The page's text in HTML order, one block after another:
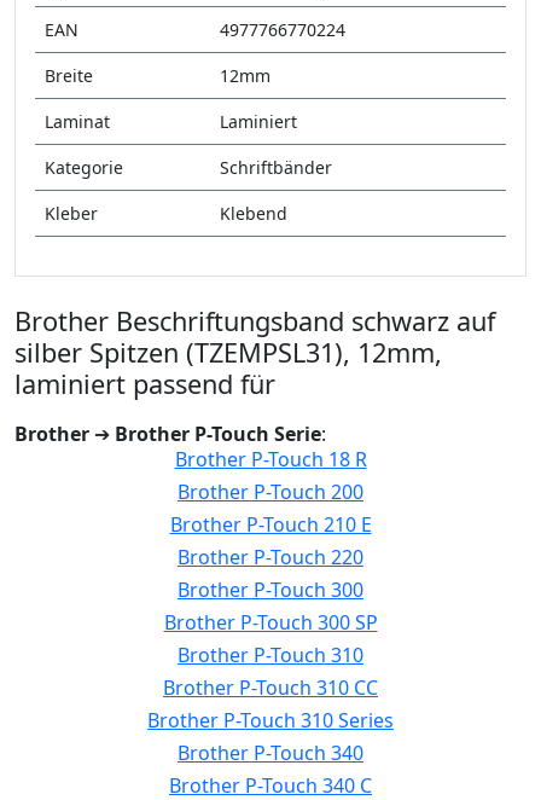
EAN
4977766770224
Breite
12mm
Laminat
Laminiert
Kategorie
Schriftbänder
Kleber
Klebend
Brother Beschriftungsband schwarz auf
silber Spitzen (TZEMPSL31), 12mm,
laminiert passend für
Brother ➔ Brother P-Touch Serie:
Brother P-Touch 18 R
Brother P-Touch 200
Brother P-Touch 210 E
Brother P-Touch 220
Brother P-Touch 300
Brother P-Touch 300 SP
Brother P-Touch 310
Brother P-Touch 310 CC
Brother P-Touch 310 Series
Brother P-Touch 340
Brother P-Touch 340 C